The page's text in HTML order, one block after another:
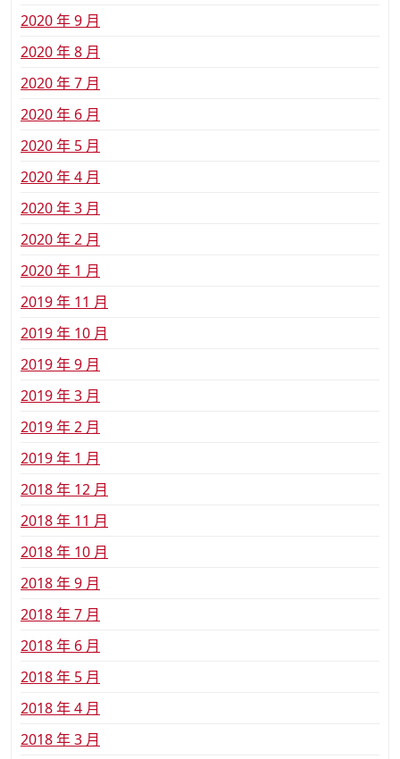
2020 年 9 月
2020 年 8 月
2020 年 7 月
2020 年 6 月
2020 年 5 月
2020 年 4 月
2020 年 3 月
2020 年 2 月
2020 年 1 月
2019 年 11 月
2019 年 10 月
2019 年 9 月
2019 年 3 月
2019 年 2 月
2019 年 1 月
2018 年 12 月
2018 年 11 月
2018 年 10 月
2018 年 9 月
2018 年 7 月
2018 年 6 月
2018 年 5 月
2018 年 4 月
2018 年 3 月